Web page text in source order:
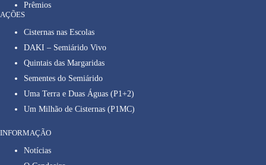
Prêmios
AÇÕES
Cisternas nas Escolas
DAKI – Semiárido Vivo
Quintais das Margaridas
Sementes do Semiárido
Uma Terra e Duas Águas (P1+2)
Um Milhão de Cisternas (P1MC)
INFORMAÇÃO
Notícias